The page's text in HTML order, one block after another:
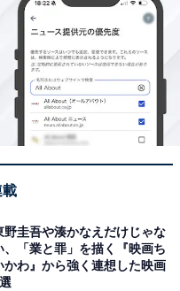
かすだけ。
載
野圭吾や湊かなえだけじゃな
、「業と罪」を描く『映画ち
かわ』から強く連想した映画